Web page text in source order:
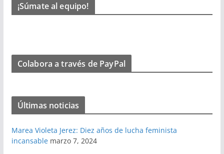
¡Súmate al equipo!
Colabora a través de PayPal
Últimas noticias
Marea Violeta Jerez: Diez años de lucha feminista
incansable marzo 7, 2024